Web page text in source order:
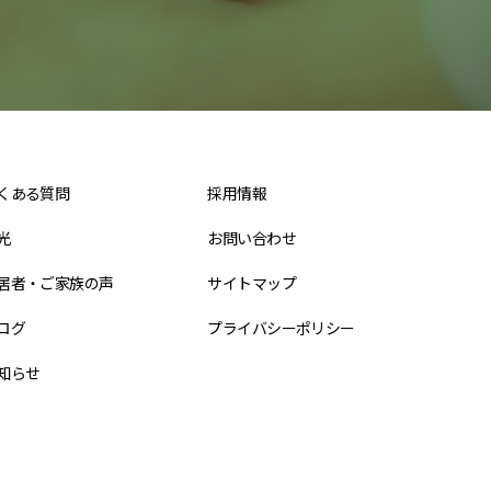
ある質問
者・ご家族の声
グ
らせ
採用情報
お問い合わせ
サイトマップ
プライバシーポリシー